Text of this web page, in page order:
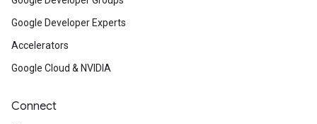
Google Developer Experts
Accelerators
Google Cloud & NVIDIA
Connect